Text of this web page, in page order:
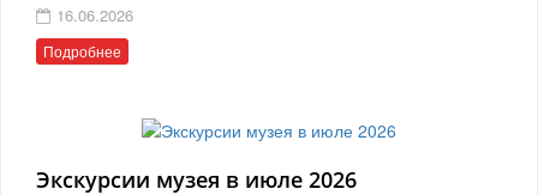
16.06.2026
Подробнее
Экскурсии музея в июле 2026